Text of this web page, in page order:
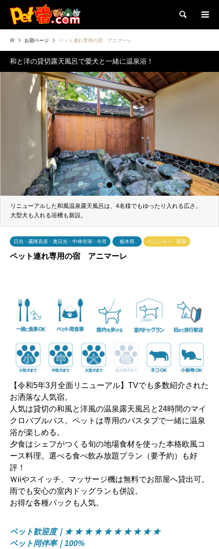
検索
お宿ページ ペット連れ専用の宿 アニマーレ
和と洋の貸切露天風呂で愛犬と一緒に温泉浴！
リニューアルした和風温泉露天風呂は、4名様でもゆったり入れる広さ。
大型犬も入れる浴槽も新設。
日光・霧降高原・奥日光・中禅寺湖・今市 栃木県 ペンション・民宿
ペット連れ専用の宿 アニマーレ
【令和5年3月全面リニューアル】TVでも多数紹介された
お洒落な人気宿。
人気は貸切の和風と洋風の温泉露天風呂と24時間のマイ
クロバブルバス。ペットは専用のバスタブで一緒に温泉
浴が楽しめる。
夕食はシェフがつくる旬の地場食材を使った本格欧風コ
ース料理。選べる食べ飲み放題プラン（要予約）も好
評！
Ｗiiやスイッチ、マッサージ機は無料でお部屋へ貸出可。
雨でも安心の室内ドッグランも併設。
お得な各種パックも人気。
ペット歓迎度｜★ ★ ★ ★ ★ ★ ★ ★ ★ ★
ペット同伴率｜100%